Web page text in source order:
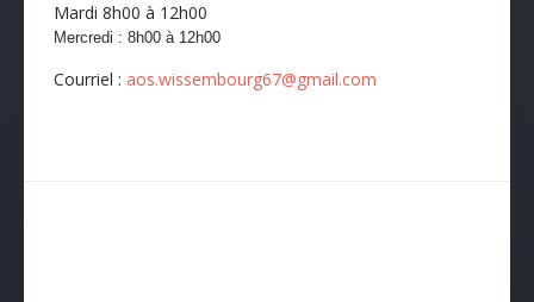
Mardi 8h00 à 12h00
Mercredi : 8h00 à 12h00
Courriel : aos.wissembourg67@gmail.com